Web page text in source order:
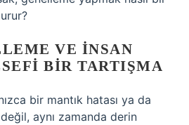
VE İNSAN
BIR TARTIŞMA
bir mantık hatası ya da
aynı zamanda derin